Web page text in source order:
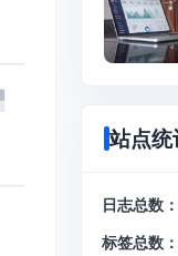
站点统
日志总数
标签总数